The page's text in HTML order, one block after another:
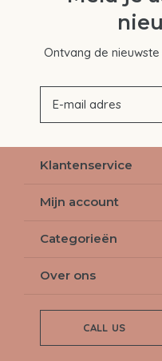
Ontvang de
Klantenservice
Mijn account
Categorieën
Over ons
CALL US